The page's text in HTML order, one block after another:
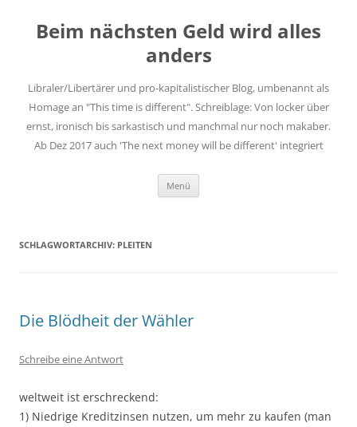
springen
Beim nächsten Geld wird alles
anders
Libraler/Libertärer und pro-kapitalistischer Blog, umbenannt als
Homage an "This time is different". Schreiblage: Von locker über
ernst, ironisch bis sarkastisch und manchmal nur noch makaber.
Ab Dez 2017 auch 'The next money will be different' integriert
Menü
SCHLAGWORTARCHIV: PLEITEN
Die Blödheit der Wähler
Schreibe eine Antwort
weltweit ist erschreckend:
1) Niedrige Kreditzinsen nutzen, um mehr zu kaufen (man